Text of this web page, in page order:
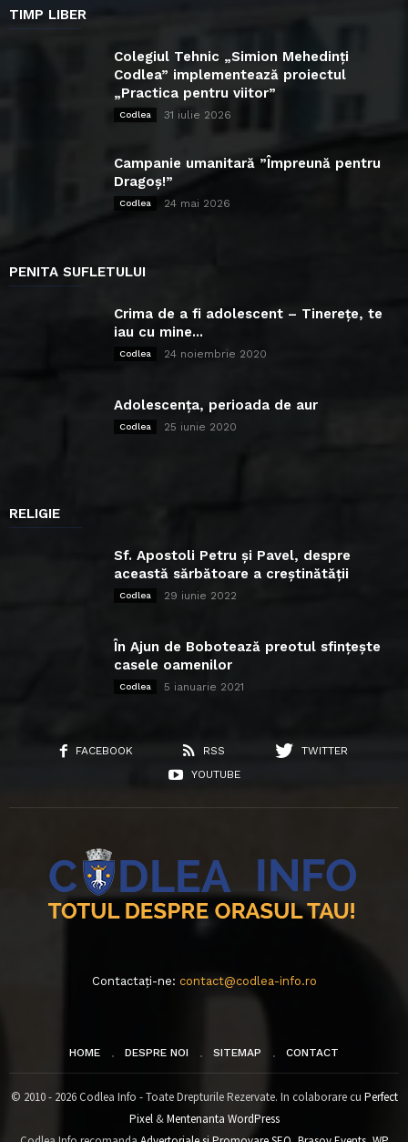
TIMP LIBER
Colegiul Tehnic „Simion Mehedinți
Codlea” implementează proiectul
„Practica pentru viitor”
Codlea 31 iulie 2026
Campanie umanitară ”Împreună pentru
Dragoș!”
Codlea 24 mai 2026
PENITA SUFLETULUI
Crima de a fi adolescent – Tinerețe, te
iau cu mine...
Codlea 24 noiembrie 2020
Adolescența, perioada de aur
Codlea 25 iunie 2020
RELIGIE
Sf. Apostoli Petru și Pavel, despre
această sărbătoare a creștinătății
Codlea 29 iunie 2022
În Ajun de Bobotează preotul sfințește
casele oamenilor
Codlea 5 ianuarie 2021
FACEBOOK RSS
TWITTER
YOUTUBE
Contactați-ne: contact@codlea-info.ro
HOME DESPRE NOI SITEMAP CONTACT
© 2010 - 2026 Codlea Info - Toate Drepturile Rezervate. In colaborare cu Perfect
Pixel&Mentenanta WordPress